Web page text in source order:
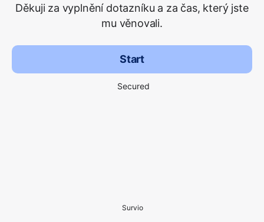
Děkuji za vyplnění dotazníku a za čas, který jste
mu věnovali.
Start
Secured
Survio